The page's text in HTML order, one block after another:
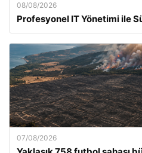
08/08/2026
Profesyonel IT Yönetimi ile
07/08/2026